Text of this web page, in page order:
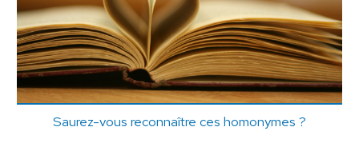
Saurez-vous reconnaître ces homonymes ?